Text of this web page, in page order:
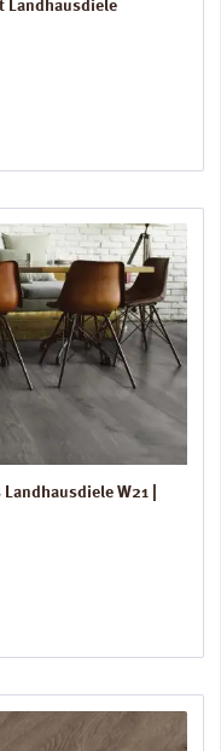
Landhausdiele
Landhausdiele W21 |